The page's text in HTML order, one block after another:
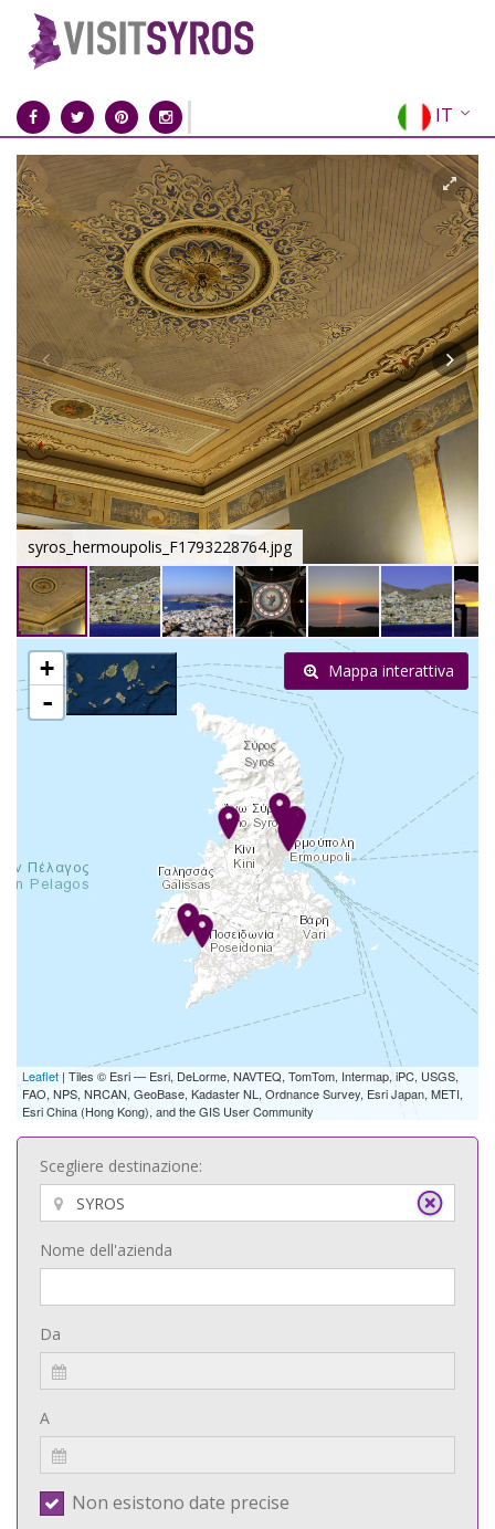
IT
EN
EL
FR
DE
ES
RU
CN
syros_hermoupolis_F1793228764.jpg
+
-
Leaflet | Tiles © Esri — Esri, DeLorme, NAVTEQ, TomTom, Intermap, iPC, USGS,
FAO, NPS, NRCAN, GeoBase, Kadaster NL, Ordnance Survey, Esri Japan, METI,
Esri China (Hong Kong), and the GIS User Community
Mappa interattiva
Scegliere destinazione:
Nome dell'azienda
Da
A
Non esistono date precise